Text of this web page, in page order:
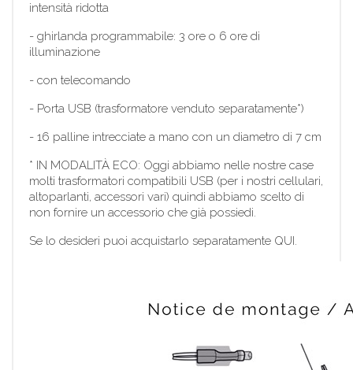
intensità ridotta
- ghirlanda programmabile: 3 ore o 6 ore di
illuminazione
- con telecomando
- Porta USB (trasformatore venduto separatamente*)
- 16 palline intrecciate a mano con un diametro di 7 cm
* IN MODALITÀ ECO: Oggi abbiamo nelle nostre case
molti trasformatori compatibili USB (per i nostri cellulari,
altoparlanti, accessori vari) quindi abbiamo scelto di
non fornire un accessorio che già possiedi.
Se lo desideri puoi acquistarlo separatamente QUI.